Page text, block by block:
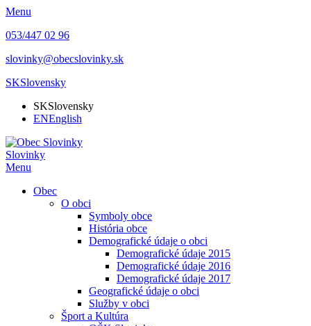
Menu
053/447 02 96
slovinky@obecslovinky.sk
SKSlovensky
SKSlovensky
ENEnglish
Slovinky
Menu
Obec
O obci
Symboly obce
História obce
Demografické údaje o obci
Demografické údaje 2015
Demografické údaje 2016
Demografické údaje 2017
Geografické údaje o obci
Služby v obci
Šport a Kultúra